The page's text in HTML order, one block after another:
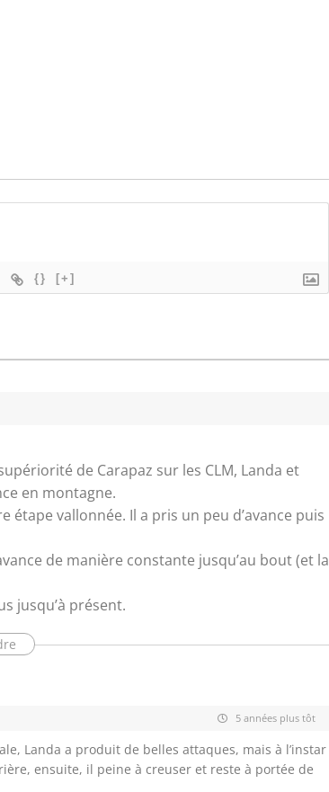
{} [+]
de Carapaz sur les CLM, Landa et
en montagne.
étape vallonnée. Il a pris un peu d’avance puis
de manière constante jusqu’au bout (et la
jusqu’à présent.
5 années plus tôt
Landa a produit de belles attaques, mais à l’instar
ensuite, il peine à creuser et reste à portée de